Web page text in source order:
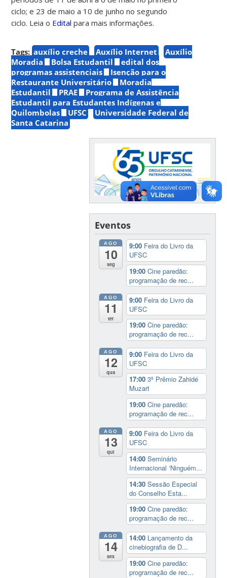
ciclo; e 23 de maio a 10 de junho no segundo
ciclo. Leia o Edital para mais informações.
Tags: auxílio creche Auxílio Internet
Auxílio
Moradia
Bolsa Estudantil
edital dos
programas assistenciais
Isenção para o
Restaurante Universitário
Moradia
Estudantil
PRAE
Programa de Assistência
Estudantil para Estudantes Indígenas e
Quilombolas
UFSC
Universidade Federal de
Santa Catarina
Eventos
AGO
10
seg
9:00 Feira do Livro da
UFSC
19:00Cine paredão:
programação de rec...
AGO
11
ter
9:00 Feira do Livro da
UFSC
19:00Cine paredão:
programação de rec...
AGO
12
qua
9:00 Feira do Livro da
UFSC
17:003º Prêmio Zahidé
Muzart
19:00Cine paredão:
programação de rec...
AGO
13
qui
9:00 Feira do Livro da
UFSC
14:00Seminário
Internacional ‘Ninguém...
14:30Sessão Especial
do Conselho Esta...
19:00Cine paredão:
programação de rec...
AGO
14
sex
14:00 Lançamento da
cinebiografia de D...
19:00Cine paredão:
programação de rec...